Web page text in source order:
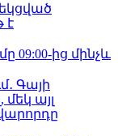
է
09:00-ից մինչև
Գայի
այլ